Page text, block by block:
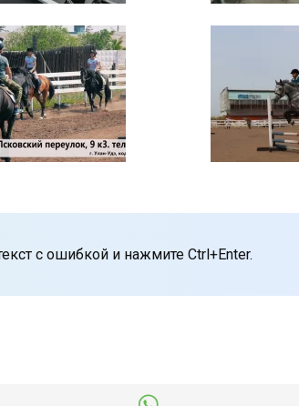
с ошибкой и нажмите Ctrl+Enter.